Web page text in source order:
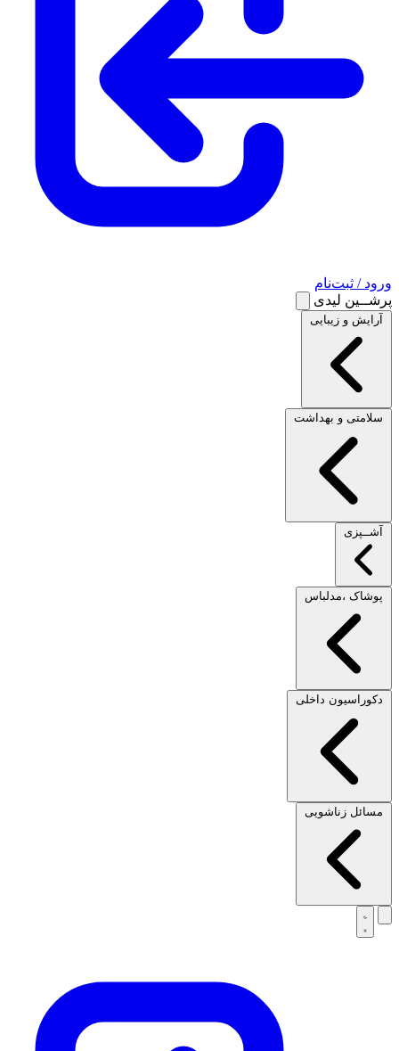
ورود / ثبت‌نام
پرشــین لیدی
آرایش و زیبایی
سلامتی و بهداشت
آشــپزی
پوشاک ،مدلباس
دکوراسیون داخلی
مسائل زناشویی